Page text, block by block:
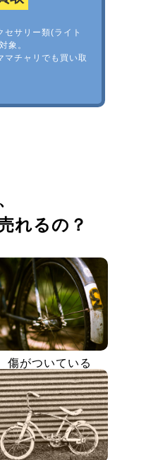
セサリー類(ライト
象。
マチャリでも買い取
れるの？
傷がついている